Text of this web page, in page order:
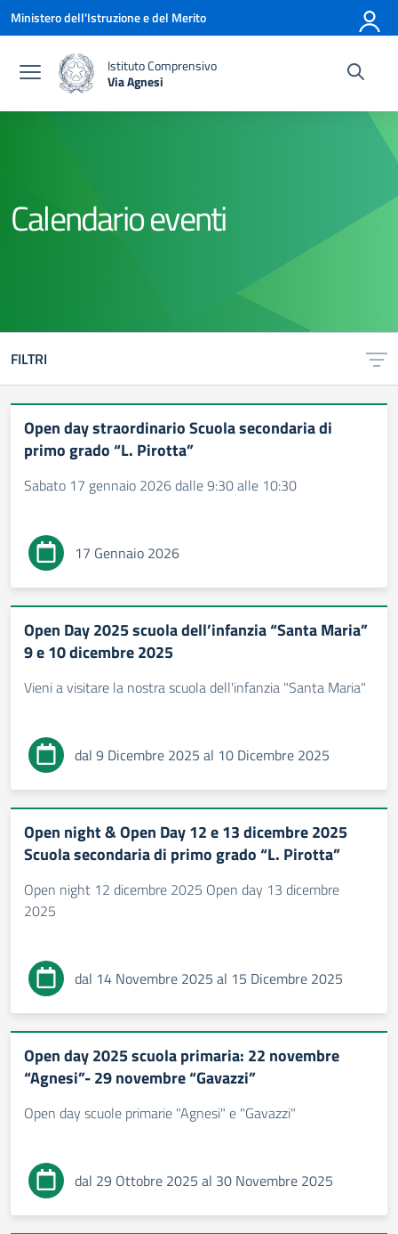
Vai ai contenuti
Vai al menu di navigazione
Vai al footer
Ministero dell'Istruzione e del Merito
Istituto Comprensivo
Via Agnesi
— Visita la pagina iniziale della scuola
Calendario eventi
FILTRI
Open day straordinario Scuola secondaria di
primo grado “L. Pirotta”
Sabato 17 gennaio 2026 dalle 9:30 alle 10:30
17 Gennaio 2026
Open Day 2025 scuola dell’infanzia “Santa Maria”
9 e 10 dicembre 2025
Vieni a visitare la nostra scuola dell'infanzia "Santa Maria"
dal 9 Dicembre 2025 al 10 Dicembre 2025
Open night & Open Day 12 e 13 dicembre 2025
Scuola secondaria di primo grado “L. Pirotta”
Open night 12 dicembre 2025 Open day 13 dicembre
2025
dal 14 Novembre 2025 al 15 Dicembre 2025
Open day 2025 scuola primaria: 22 novembre
“Agnesi”- 29 novembre “Gavazzi”
Open day scuole primarie "Agnesi" e "Gavazzi"
dal 29 Ottobre 2025 al 30 Novembre 2025